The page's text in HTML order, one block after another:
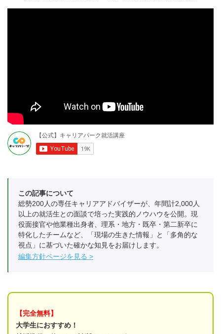
この記事について
総勢200人の専任キャリアアドバイザーが、年間計2,000人
以上の就活生との面談で培った実践的ノウハウを公開。現
役面接官や他業種出身者、理系・地方・既卒・第二新卒に
特化したチームなど、「現場の生きた情報」と「多角的な
視点」に基づいた確かな知見をお届けします。
編集方針ページを見る
【完全無料】
大学生におすすめ！